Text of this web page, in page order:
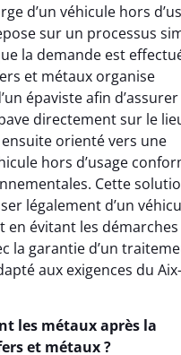
d’un véhicule hors
sur un processus
la demande est
et métaux organise
épaviste afin d’assurer
directement sur le
orienté vers une
hors d’usage
Cette
légalement d’un
en évitant les démarches
la garantie d’un
aux exigences du
les métaux après la
et métaux ?